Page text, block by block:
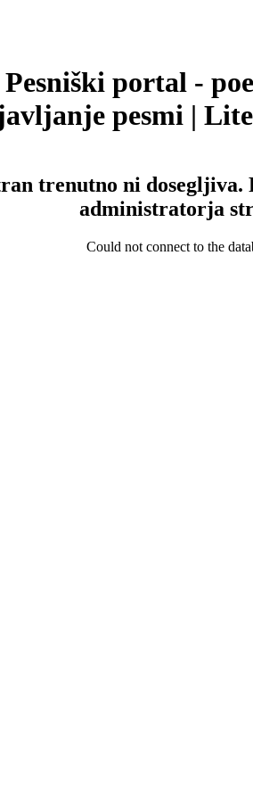
Pesniški portal -
pesmi |
trenutno ni dosegljiva.
administratorja
Could not connect to the